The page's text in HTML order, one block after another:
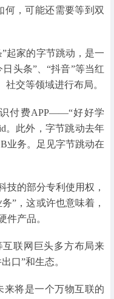
何，可能还需要等到双
起家的字节跳动，是一
头条”、“抖音”等当红
交等领域进行布局。
付费APP——“好好学
。此外，字节跳动去年
业务。足见字节跳动在
技的部分专利使用权，
”，这或许也意味着，
件产品。
联网巨头多方布局来
口”和生态。
来将是一个万物互联的